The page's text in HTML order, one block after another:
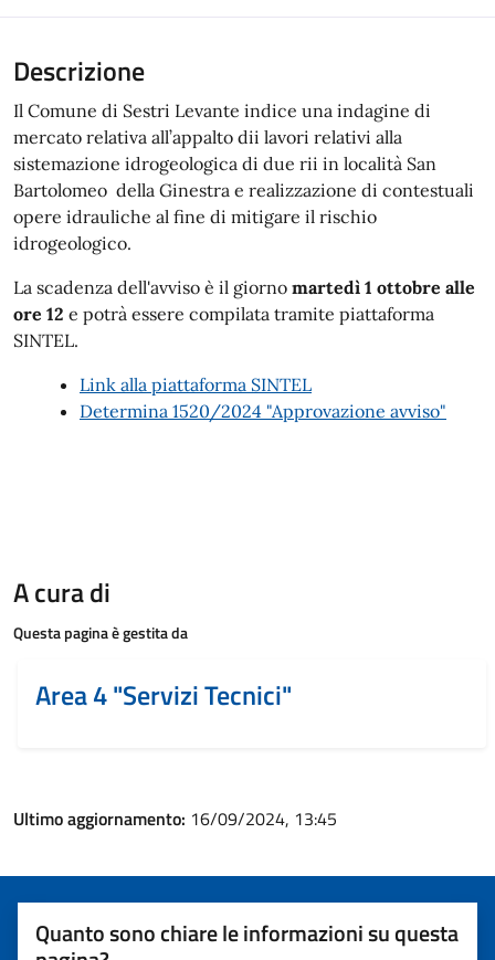
Descrizione
Il Comune di Sestri Levante indice una indagine di
mercato relativa all’appalto dii lavori relativi alla
sistemazione idrogeologica di due rii in località San
Bartolomeo della Ginestra e realizzazione di contestuali
opere idrauliche al fine di mitigare il rischio
idrogeologico.
La scadenza dell'avviso è il giorno martedì 1 ottobre alle
ore 12 e potrà essere compilata tramite piattaforma
SINTEL.
Link alla piattaforma SINTEL
Determina 1520/2024 "Approvazione avviso"
A cura di
Questa pagina è gestita da
Area 4 "Servizi Tecnici"
Ultimo aggiornamento: 16/09/2024, 13:45
Quanto sono chiare le informazioni su questa